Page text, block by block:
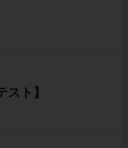
ト】